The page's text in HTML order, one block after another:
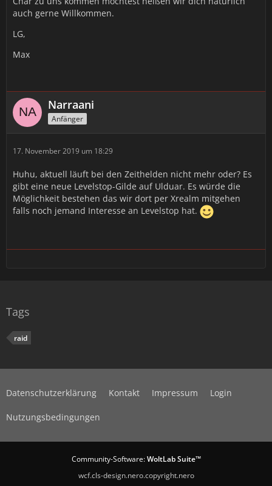
auch gerne Willkommen.
LG,
Max
Narraani
Anfänger
17. November 2019 um 18:29
Huhu, aktuell läuft bei den Zeithelden nicht mehr oder? Es
gibt eine neue Levelstop-Gilde auf Ulduar. Es würde die
Möglichkeit bestehen das wir dort per Xrealm mitgehen
falls noch jemand Interesse an Levelstop hat.
Tags
raid
Datenschutzerklärung Kontakt Impressum Login
Nutzungsbedingungen
Community-Software:WoltLab Suite™
wcf.cls-design.nero.copyright.nero